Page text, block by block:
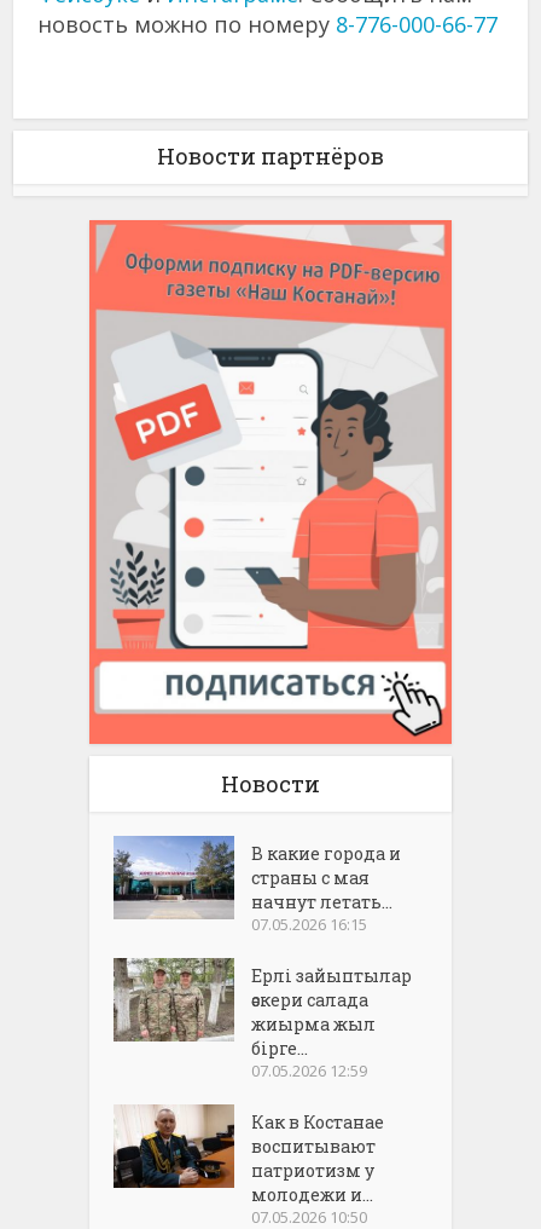
новость можно по номеру 8-776-000-66-77
Новости партнёров
Новости
В какие города и
страны с мая
начнут летать...
07.05.2026 16:15
Ерлі зайыптылар
әскери салада
жиырма жыл
бірге...
07.05.2026 12:59
Как в Костанае
воспитывают
патриотизм у
молодежи и...
07.05.2026 10:50